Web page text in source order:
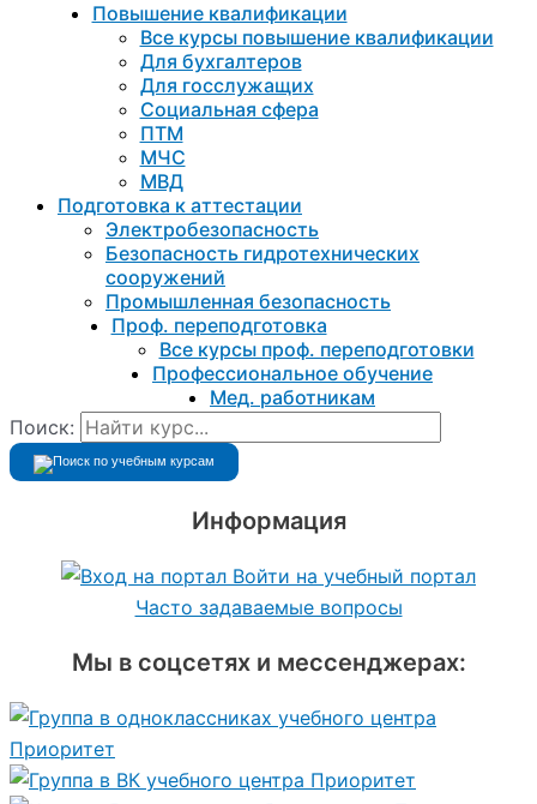
Повышение квалификации
Все курсы повышение квалификации
Для бухгалтеров
Для госслужащих
Социальная сфера
ПТМ
МЧС
МВД
Подготовка к aттестации
Электробезопасность
Безопасность гидротехнических
сооружений
Промышленная безопасность
Проф. переподготовка
Все курсы проф. переподготовки
Профессиональное обучение
Мед. работникам
Поиск:
Информация
Войти на учебный портал
Часто задаваемые вопросы
Мы в соцсетях и мессенджерах: